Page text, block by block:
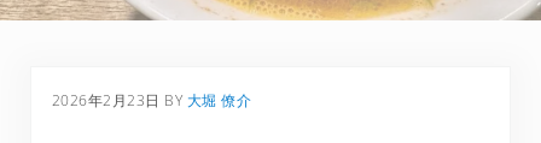
2026年2月23日 BY 大堀 僚介